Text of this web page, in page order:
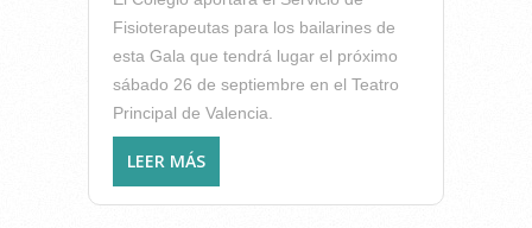
Fisioterapeutas para los bailarines de
esta Gala que tendrá lugar el próximo
sábado 26 de septiembre en el Teatro
Principal de Valencia.
LEER MÁS
CON LA GALA BENÉFICA